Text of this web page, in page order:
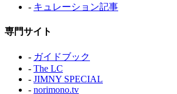
- キュレーション記事
専門サイト
- ガイドブック
- The LC
- JIMNY SPECIAL
- norimono.tv